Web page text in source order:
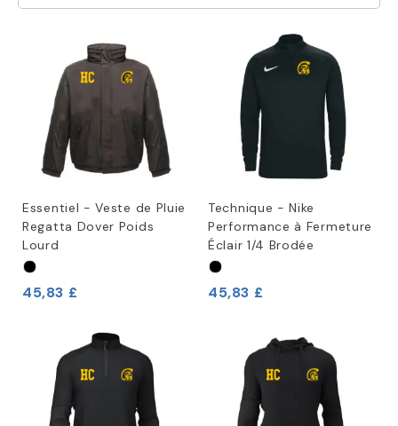
Essentiel - Veste de Pluie
Regatta Dover Poids
Lourd
45,83 £
Technique - Nike
Performance à Fermeture
Éclair 1/4 Brodée
45,83 £